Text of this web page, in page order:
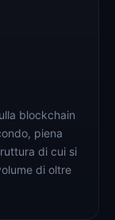
blockchain
piena
di cui si
di oltre